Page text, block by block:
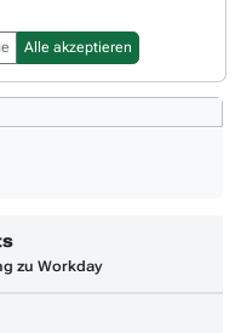
zu Workday
Alle akzeptieren